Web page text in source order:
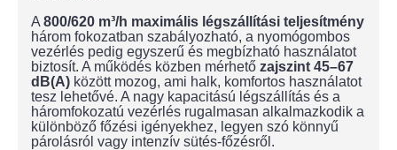
A 800/620 m³/h maximális légszállítási teljesítmény
három fokozatban szabályozható, a nyomógombos
vezérlés pedig egyszerű és megbízható használatot
biztosít. A működés közben mérhető zajszint 45–67
dB(A) között mozog, ami halk, komfortos használatot
tesz lehetővé. A nagy kapacitású légszállítás és a
háromfokozatú vezérlés rugalmasan alkalmazkodik a
különböző főzési igényekhez, legyen szó könnyű
párolásról vagy intenzív sütés-főzésről.